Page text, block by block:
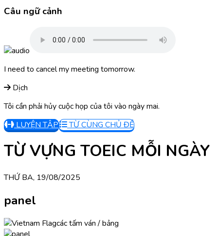
Câu ngữ cảnh
I need to cancel my meeting tomorrow.
Dịch
Tôi cần phải hủy cuộc họp của tôi vào ngày mai.
LUYỆN TẬP
TỪ CÙNG CHỦ ĐỀ
TỪ VỰNG TOEIC MỖI NGÀY
THỨ BA, 19/08/2025
panel
các tấm ván / bảng